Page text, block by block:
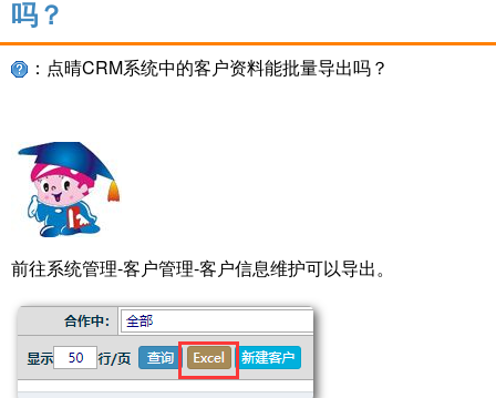
吗？
：点晴CRM系统中的客户资料能批量导出吗？
前往系统管理-客户管理-客户信息维护可以导出。